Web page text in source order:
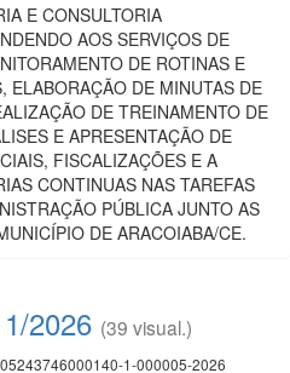
E CONSULTORIA
AOS SERVIÇOS DE
DE ROTINAS E
ELABORAÇÃO DE MINUTAS DE
DE TREINAMENTO DE
E APRESENTAÇÃO DE
FISCALIZAÇÕES E A
CONTINUAS NAS TAREFAS
PÚBLICA JUNTO AS
DE ARACOIABA/CE.
2026 (39 visual.)
1-000005-2026